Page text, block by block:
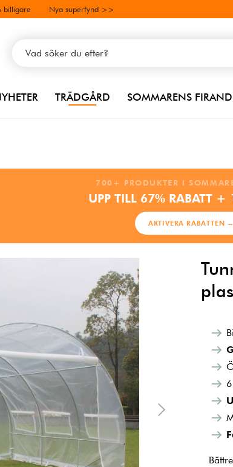
billigare Nya superfynd >>
TRÄDGÅRD SOMMARENS
700+ PRODUKTER I
UPP TILL 67% RABATT +
AKTIVERA RABATTEN →